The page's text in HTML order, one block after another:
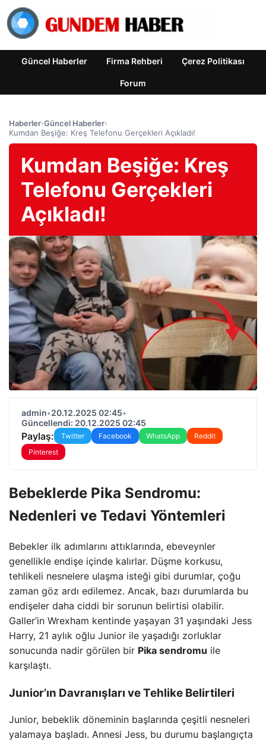
Güncel Haberler Firma Rehberi Çerez Politikası
Forum
Haberler›Güncel Haberler›
Kumdan Beşiğe: Kreş Telefonu Gerçekleri Açıkladı!
Kumdan Beşiğe: Kreş
Telefonu Gerçekleri
Açıkladı!
admin•20.12.2025 02:45•
Güncellendi: 20.12.2025 02:45
Paylaş: Twitter Facebook WhatsApp
Reddit
Pinterest
Bebeklerde Pika Sendromu:
Nedenleri ve Tedavi Yöntemleri
Bebekler ilk adımlarını attıklarında, ebeveynler
genellikle endişe içinde kalırlar. Düşme korkusu,
tehlikeli nesnelere ulaşma isteği gibi durumlar, çoğu
zaman göz ardı edilemez. Ancak, bazı durumlarda bu
endişeler daha ciddi bir sorunun belirtisi olabilir.
Galler’in Wrexham kentinde yaşayan 31 yaşındaki Jess
Harry, 21 aylık oğlu Junior ile yaşadığı zorluklar
sonucunda nadir görülen bir Pika sendromu ile
karşılaştı.
Junior’ın Davranışları ve Tehlike Belirtileri
Junior, bebeklik döneminin başlarında çeşitli nesneleri
yalamaya başladı. Annesi Jess, bu durumu başlangıçta